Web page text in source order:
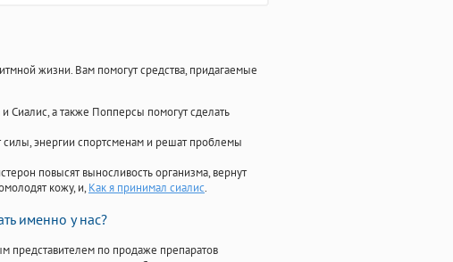
жизни. Вам помогут средства, придагаемые
и Сиалис, а также Попперсы помогут сделать
силы, энергии спортсменам и решат проблемы
повысят выносливость организма, вернут
кожу, и, Как я принимал сиалис.
именно у нас?
представителем по продаже препаратов